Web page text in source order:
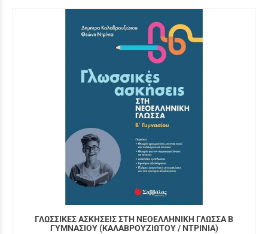
ΓΛΩΣΣΙΚΕΣ ΑΣΚΗΣΕΙΣ ΣΤΗ ΝΕΟΕΛΛΗΝΙΚΗ ΓΛΩΣΣΑ Β
ΓΥΜΝΑΣΙΟΥ (ΚΑΛΑΒΡΟΥΖΙΩΤΟΥ / ΝΤΡΙΝΙΑ)